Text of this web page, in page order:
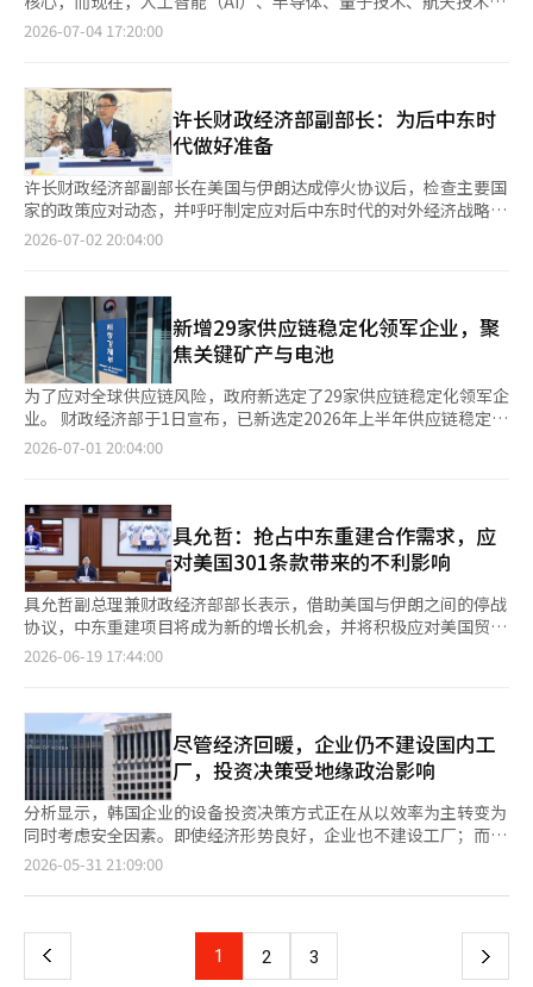
际上，三星电子、现代汽车、汉华海洋等主要企业因核心技术外泄
造成的国家经济损失已达数十万亿韩元。三星电子的18纳米DRAM
现代汽车的氢燃料电池核心技术也因前员工泄露至中国汽车公司而
遭受重大损失。汉华海洋则因前员工将核心潜艇设计图泄露至台
湾，造成难以估算的损失。 尽管遭受如此损失，经济界指出惩罚
仍然微弱。美国和中国等国的核心技术外泄惩罚法律侧重于抑制技
术外泄，而韩国则更注重技术保护和培育。 以美国的“经济间谍
法”为例，外泄有利于外国的技术被认定为经济间谍行为，受到严
厉惩罚；中国的“反间谍法”也将涉及国家安全的技术外泄者视为
案件中判处死刑。相比之下，韩国的“产业技术保护法”等法律则
更侧重于产业保护，因此核心技术外泄的最高刑期仅为6年4个月。
经总理事哈相宇表示：“多数国民将核心技术的海外外泄视为不仅
仅是企业层面的问题，而是威胁国家竞争力和经济安全的事
务。”他强调：“以先进制造业为基础的出口导向型韩国经济，核
心技术外泄的负面影响必然大于其他国家，因此需要引入强有力的
惩罚法律等经济安全层面的应对措施。”※ 本报道经人工智能
散至石化、半导体材料及电池等领域。 郑亨坤高级研究员建议，
政府与企业应建立能够实时分析供应链风险的系统，摆脱以成本削
在俊分析称，美国正在改变其海洋秩序的战略，转向与盟国分担角
色，而不是单独维持。韩国也应在韩美同盟的基础上，增强造船、
国防与高科技能力，提高战略应对能力。 柳大校还指出，需要建
立连接舰艇、潜艇、海上巡逻机、卫星、雷达等监视资产的韩国海
洋领域认知系统和基于人工智能的指挥控制系统。 韩国国防研究
院研究员权宝兰分析认为，美国可能会要求盟国与地区国家分担主
要海上要冲的安全责任，摆脱完全保障的体制。 权研究员表
示：“韩国不仅要享受海洋秩序的好处，还应考虑为维护海上交通
队’。他提到，平时可进行商业航行，但在紧急情况下政府可利用
这些船只进行运输。 金教授解释称，应将国家必需船舶制度与海
军护航体系结合，以确保在战争或冲突情况下仍能维持战略物资的
运输。 首尔大学工业工程系名誉教授金泰裕预测，若北极航线得
到充分利用，能源进口路线多元化与运输船保护将成为新的海洋安
全课题。 与会者一致认为，海上交通路线的稳定不仅是军事问
题，还涉及能源、供应链及制造业竞争力的经济安全问题，需建立
的不确定性加大。※ 本报道经人工智能（AI）系统翻译与编辑。
对于因生产初期亏损而难以享受税收优惠的企业，政府将考虑额外
的支持方案。尽管与海外产品相比成本竞争力较低，但对供应链稳
明年上半年。 核心矿物的回收和再资源化也将得到扩大。目前核
心矿物的再资源化率为7%，政府计划到2030年提高至20%，推动
城市矿山产业的自给自足。在电动车和电子产品的回收过程中，将
优先分离和回收含有核心矿物的废旧部件，并将废永久磁铁认定为
循环资源。同时，支持稀土再资源化的示范项目，规模为80亿
8000万元。 对于难以在国内生产的工业和民生必需品，将同时进
行新储备和现有储备量的扩大。政府已着手研究肥料用元素的原料
和成品的新储备方案，并审查石脑油的储备必要性和运营方式。原
前重新评估六种有色金属的储备目标天数，制定2027至2031年的
储备计划。 储备基础设施也将得到扩充。政府计划在2028年前在
新万金国家工业园区建立由6栋普通仓库和4栋特殊仓库组成的核心
矿物专用储备基地。同时，将增设2000万桶以上的石油储备设
施，并扩大与沙特阿拉伯、阿联酋等主要产油国的国际共同储备
量。 对于如车辆用元素等需要库存循环的品项，政府将于下月开
始试点新储备模式，直接向与政府约定年使用量的企业销售储备
量。在供应链危机发生时，将优先向约定企业释放政府储备。 对
通过国有基金、政策基金和开发金融支持海外资源开发、精炼和长
期供应优先谈判权的获取。 对于依赖特定国家超过80%的品项，
若从其他国家进口，将通过供应链稳定基金全额低息贷款替代进口
成本。将现有的80%至90%的支持上限提高至100%，并适用最高
2.3个百分点的优惠利率。同时，开发非中东原油的中重质油精炼
技术，并审查石油进口附加税的退税制度，以补偿超出中东的额外
运费。※ 本报道经人工智能（AI）系统翻译与编辑。
尖端技术正在决定国家竞争力和外交能力。 AI已经超越了产业政
作多年的职业外交官。他曾担任联合国代表团大使和外交部第一、
第二次官，并强调包括技术和经济安全在内的未来外交的重要性。
在AI时代，外交不仅要求盟友和贸易，还需要设计国际AI规范和数
字秩序。 问题很明确。 韩国能否通过AI跃升为设计全球秩序的外
交强国？ AI成为外交的新语言 AI不再仅仅是一个产业。 它是外交
的核心议题。 AI半导体、数据、云计算和数字规范同时影响国家间
的合作与竞争。 赵显部长正在加强全球供应链和经济安全、尖端
技术合作作为外交的核心支柱。特别是在与主要盟国的合作中，他
交正超越政治外交，进入技术外交的时代。 AI国际规范是新的外交
战场 随着AI在全球的扩散，国际社会对新规则的需求日益增加。
AI的安全性、伦理、数据利用和国际合作原则无法由任何一个国家
单独决定。 赵显部长介绍说，韩国在联合国主导的全球AI治理对话
中，通过AI首尔峰会和联合国安理会AI公开讨论等活动引领国际讨
论，并表示将继续积极参与AI国际规范的形成。 此外，作为亚太经
合组织（APEC）主席国，韩国在强调包容性和可持续性的AI成果
文件制定中也发挥了主导作用。 在AI时代，既能创造技术的国家，
产业离不开供应链的支持。 从半导体到关键矿物、数据中心和云
计算，所有这些都与外交息息相关。 赵显部长正通过与主要国家
的合作，集中外交力量稳定尖端技术供应链，并加强经济安全合
作。他还在与法国等主要国家扩大AI、航天和国防领域的合作。 如
今，外交不仅仅是贸易谈判，更是连接技术生态系统的工作。 AI为
海外公民提供更安全的保护 外交最重要的任务是保护国民。 在中
东冲突等国际危机情况下，快速分析和应对大量信息的能力至关重
要。 AI可以分析危机地区的信息，预测风险，并为海外公民提供更
技术，而是保护国民安全的新工具。 AI公共外交提升韩国的软实力
韩国是同时拥有K-内容和数字技术的国家。 利用AI翻译、AI内容和
数字平台，可以更有效地向世界传播韩国文化、政策和产业。 公
共外交也可以通过AI提供定制化的信息和多语言沟通能力大幅提
升。 AI时代的国家形象是由文化和技术共同塑造的。 外交部也在
向AI行政转型 AI正在改变外交部的内部工作。 通过AI支持外交文
件分析、国际形势信息分析、翻译和政策资料搜索等重复性工作，
代外交判断的工具，而是帮助做出更好判断的技术。 赵显部长面
临的任务不仅仅是管理国家间的关系。 而是设计符合AI时代的新外
交战略。 AI国际规范、技术外交、经济安全和数字公共外交都朝着
2026-07-04 17:20:00
许长财政经济部副部长：为后中东时
代做好准备
许长财政经济部副部长在美国与伊朗达成停火协议后，检查主要国
家的政策应对动态，并呼吁制定应对后中东时代的对外经济战略。
财政经济部表示，许副部长于2日上午在政府首尔大厦主持了财政
态。 财政官员目前在美国、中国、日本、英国、法国、德国等14
个国家的16个驻外机构工作，支持与驻在国政府及国际组织在财政
经济和金融领域的合作，收集主要政策动态等对外事务。 会议
中，财政官员们分享了停火协议后地缘政治不确定性依然存在，主
要国家在供应链、物价、能源、经济安全等多个领域重新调整应对
策略的情况。 许副部长指出：“主要国家的政策应对不仅是短期
调整，而是可能导致经济安全、供应链和能源战略整体的结构性变
化。” 他进一步表示：“我国政府也在为后中东时代做好准备，
方案的制定等。” 许副部长要求财政官员们不仅要掌握各国政策
变化的个别动态，还要考虑对我国对外经济环境可能产生的结构性
变化进行分析。※ 本报道经人工智能（AI）系统翻译与编辑。
2026-07-02 20:04:00
新增29家供应链稳定化领军企业，聚
焦关键矿产与电池
为了应对全球供应链风险，政府新选定了29家供应链稳定化领军企
业。 财政经济部于1日宣布，已新选定2026年上半年供应链稳定化
领军企业29家。 供应链稳定化领军企业是指为应对全球供应链不
政策金融等多种支持。 考虑到中东战争后经济安全产品和服务的
稳定引入变得重要，今年选定的企业为那些对国内外生产基础的扩
充作出贡献的公司。 政府自4月起开始接受申请，通过相关部门的
审核，最终在关键矿产、电池、物流等领域选定了29家企业。至
此，供应链稳定化领军企业总数增至216家。 按企业规模划分，包
括57家大企业、62家中型企业、95家小型企业、1家公共机构和1
家合作社。此次选定的企业将成为供应链稳定化基金的重点支持对
象，享受贷款额度扩大和优惠利率等金融支持。 供应链稳定化基
了总计13.4万亿韩元的支持。 政府自今年起也正式运营“供应链共
生金融计划”。该计划将为参与共生协议的大企业领军企业与中小
型合作企业提供最高2.4个百分点的优惠利率，以增强供应链生态
系统的竞争力。 财政经济部经济供应链规划官李承旭表示：“在
全球供应链不确定性加大的情况下，我们将持续发掘和支持供应链
稳定化的核心企业，并与之紧密合作，努力缓解国内外供应链冲
击，同时持续加强供应链结构改善的努力。”※ 本报道经人工智
能（AI）系统翻译与编辑。
2026-07-01 20:04:00
具允哲：抢占中东重建合作需求，应
对美国301条款带来的不利影响
具允哲副总理兼财政经济部部长表示，借助美国与伊朗之间的停战
协议，中东重建项目将成为新的增长机会，并将积极应对美国贸易
法301条款调查，以确保我国企业不受主要竞争国的负面影响。 具
新的挑战、机遇和任务。”他表示：“我们将超越危机应对，创造
中长期机会，进一步增强经济安全体质和供应链的恢复力。” 为
了抢占中东国家在重建和经济体质改善过程中产生的合作需求，政
府决定建立多部门的应对体系。财政部副部长将主持成立“中东基
础设施合作工作组（TF）”，以发掘核心项目，并通过高层次的
现场派遣等方式加强政府间（G2G）合作。 经济安全体系也将进
一步加强。政府计划在下半年试点运行多部门供应链预警系统
（EWS），并推动经济安全品项管理体系的改革，同时制定国家别
的定制经济合作战略，以确保与正常外交成果项目相结合的增长动
区的优势与我们的制造和技术能力，获取新的增长动力。” 市场
多元化的贸易网络扩展也在加速。政府决定重新启动与蒙古的全面
2026-06-19 17:44:00
尽管经济回暖，企业仍不建设国内工
厂，投资决策受地缘政治影响
分析显示，韩国企业的设备投资决策方式正在从以效率为主转变为
同时考虑安全因素。即使经济形势良好，企业也不建设工厂；而在
经济不景气时，仍会选择投资。韩国银行警告，随着全球经济安全
行调查局于31日发布的报告，自2017年以来，随着美中霸权竞
标准发生了根本变化。 过去，设备投资主要受传统经济变量如产
能利用率、利率和出口等因素的影响，但现在，贸易政策的不确定
2026-05-31 21:09:00
上
页
1 2 3 下